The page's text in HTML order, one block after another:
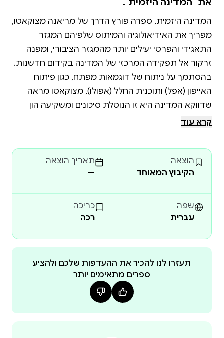
את "המדינה היזמית".
המדינה היזמית, ספרה פורץ הדרך של מריאנה מצוקאטו,
מפריך את האידיאולוגיה והמיתוס שלפיהם המגזר
התאגידי והפרטי יעילים יותר מהמגזר הציבורי, ומפנה
זרקור אל תפקידה המרכזי של המדינה בקידום חדשנות.
בהסתמך על ניתוח של דוגמאות מפתח, כגון פיתוח
האייפון (אפל) ותוכנית החלל (אפולו), מצוקאטו מראה
שדווקא המדינה היא זו הנוטלת סיכונים ומשקיעה הון
עתק לטווח הרחוק ובכך מקדמת צמיחה וחדשנות. אף על
שבהם זוכים התאגידים וענקי השוק הפרטי והפיננסי.
קרא עוד
הוצאה
הקיבוץ המאוחד
תאריך הוצאה
—
שפה
עברית
כריכה
רכה
תעזרו לנו להכיר את ההעדפות שלכם ולהציע
ספרים מתאימים יותר